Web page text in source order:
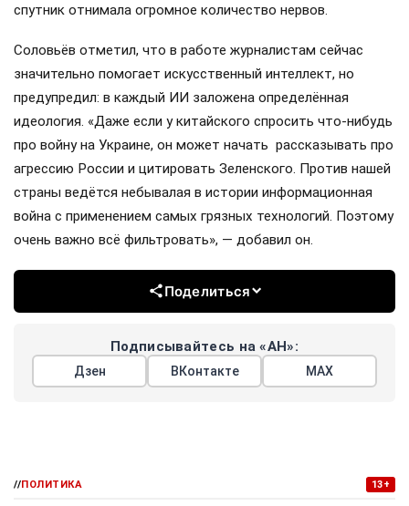
спутник отнимала огромное количество нервов.
Соловьёв отметил, что в работе журналистам сейчас
значительно помогает искусственный интеллект, но
предупредил: в каждый ИИ заложена определённая
идеология. «Даже если у китайского спросить что-нибудь
про войну на Украине, он может начать рассказывать про
агрессию России и цитировать Зеленского. Против нашей
страны ведётся небывалая в истории информационная
война с применением самых грязных технологий. Поэтому
очень важно всё фильтровать», — добавил он.
Поделиться
Подписывайтесь на «АН»:
Дзен ВКонтакте МАХ
//ПОЛИТИКА 13+